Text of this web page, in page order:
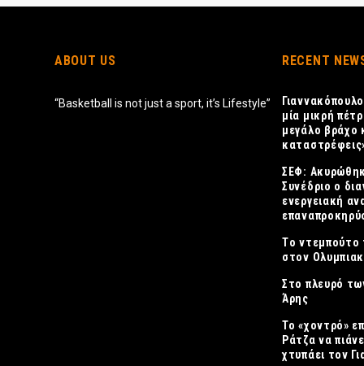
ABOUT US
“Basketball is not just a sport, it’s Lifestyle”
RECENT
μία μικρή
μεγάλο βράχο
ΣΕΦ:
Συνέδριο ο
ενεργειακή
Tο ντεμπούτο
στον
Στο πλευρό
Άρης
Το «χοντρό»
Ράτζα να
χτυπάει τον